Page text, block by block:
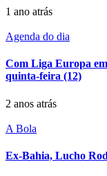
1 ano atrás
Agenda do dia
Com Liga Europa
quinta-feira (12)
2 anos atrás
A Bola
Ex-Bahia, Lucho